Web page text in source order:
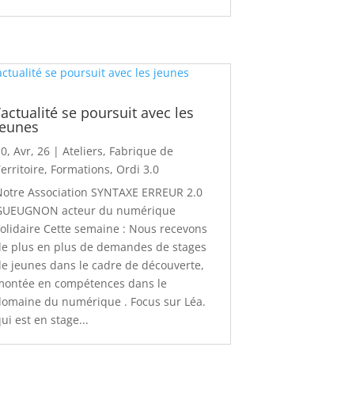
se poursuit avec les
Avr, 26| Ateliers, Fabrique de
, Formations, Ordi 3.0
Association SYNTAXE ERREUR 2.0
acteur du numérique
Cette semaine : Nous recevons
plus en plus de demandes de stages
jeunes dans le cadre de découverte,
en compétences dans le
du numérique . Focus sur Léa.
est en stage...